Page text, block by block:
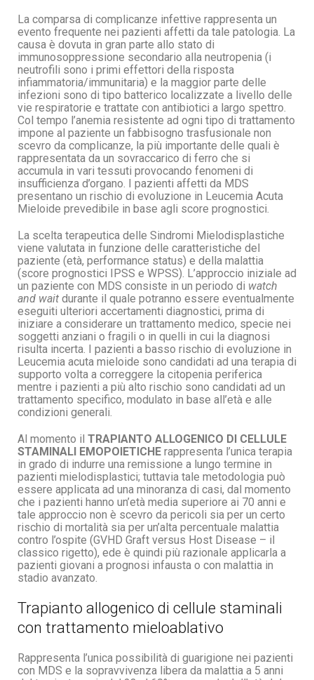
La comparsa di complicanze infettive rappresenta un
evento frequente nei pazienti affetti da tale patologia. La
causa è dovuta in gran parte allo stato di
immunosoppressione secondario alla neutropenia (i
neutrofili sono i primi effettori della risposta
infiammatoria/immunitaria) e la maggior parte delle
infezioni sono di tipo batterico localizzate a livello delle
vie respiratorie e trattate con antibiotici a largo spettro.
Col tempo l’anemia resistente ad ogni tipo di trattamento
impone al paziente un fabbisogno trasfusionale non
scevro da complicanze, la più importante delle quali è
rappresentata da un sovraccarico di ferro che si
accumula in vari tessuti provocando fenomeni di
insufficienza d’organo. I pazienti affetti da MDS
presentano un rischio di evoluzione in Leucemia Acuta
Mieloide prevedibile in base agli score prognostici.
La scelta terapeutica delle Sindromi Mielodisplastiche
viene valutata in funzione delle caratteristiche del
paziente (età, performance status) e della malattia
(score prognostici IPSS e WPSS). L’approccio iniziale ad
un paziente con MDS consiste in un periodo di watch
and wait durante il quale potranno essere eventualmente
eseguiti ulteriori accertamenti diagnostici, prima di
iniziare a considerare un trattamento medico, specie nei
soggetti anziani o fragili o in quelli in cui la diagnosi
risulta incerta. I pazienti a basso rischio di evoluzione in
Leucemia acuta mieloide sono candidati ad una terapia di
supporto volta a correggere la citopenia periferica
mentre i pazienti a più alto rischio sono candidati ad un
trattamento specifico, modulato in base all’età e alle
condizioni generali.
Al momento il TRAPIANTO ALLOGENICO DI CELLULE
STAMINALI EMOPOIETICHE rappresenta l’unica terapia
in grado di indurre una remissione a lungo termine in
pazienti mielodisplastici; tuttavia tale metodologia può
essere applicata ad una minoranza di casi, dal momento
che i pazienti hanno un’età media superiore ai 70 anni e
tale approccio non è scevro da pericoli sia per un certo
rischio di mortalità sia per un’alta percentuale malattia
contro l’ospite (GVHD Graft versus Host Disease – il
classico rigetto), ede è quindi più razionale applicarla a
pazienti giovani a prognosi infausta o con malattia in
stadio avanzato.
Trapianto allogenico di cellule staminali
con trattamento mieloablativo
Rappresenta l’unica possibilità di guarigione nei pazienti
con MDS e la sopravvivenza libera da malattia a 5 anni